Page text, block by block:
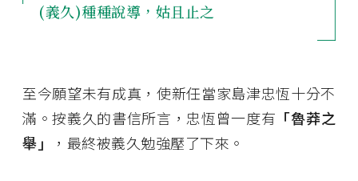
(義久)種種說導，姑且止之
至今願望未有成真，使新任當家島津忠恆十分不
滿。按義久的書信所言，忠恆曾一度有 「魯莽之
舉」
，最終被義久勉強壓了下來。